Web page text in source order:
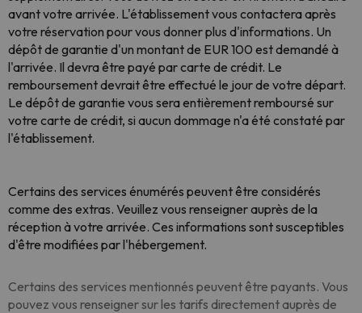
avant votre arrivée. L'établissement vous contactera après
votre réservation pour vous donner plus d'informations. Un
dépôt de garantie d'un montant de EUR 100 est demandé à
l'arrivée. Il devra être payé par carte de crédit. Le
remboursement devrait être effectué le jour de votre départ.
Le dépôt de garantie vous sera entièrement remboursé sur
votre carte de crédit, si aucun dommage n'a été constaté par
l'établissement.
Certains des services énumérés peuvent être considérés
comme des extras. Veuillez vous renseigner auprès de la
réception à votre arrivée. Ces informations sont susceptibles
d'être modifiées par l'hébergement.
Certains des services mentionnés peuvent être payants. Vous
pouvez vous renseigner sur les tarifs directement auprès de